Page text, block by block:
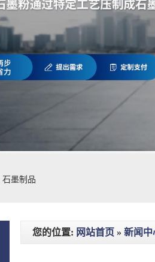
石墨制品
您的位置: 网站首页 » 新闻中